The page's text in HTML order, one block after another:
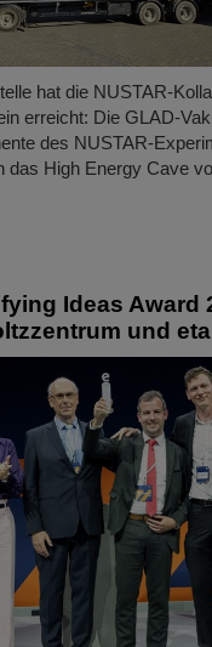
hat die NUSTAR-
erreicht: Die GLAD-
des NUSTAR-
das High Energy Cave
Ideas Award
und